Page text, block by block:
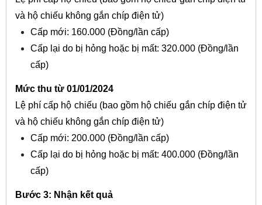
và hộ chiếu không gắn chíp điện tử)
Cấp mới: 160.000 (Đồng/lần cấp)
Cấp lại do bị hỏng hoặc bị mất: 320.000 (Đồng/lần
cấp)
Mức thu từ 01/01/2024
Lệ phí cấp hộ chiếu (bao gồm hộ chiếu gắn chíp điện tử
và hộ chiếu không gắn chíp điện tử)
Cấp mới: 200.000 (Đồng/lần cấp)
Cấp lại do bị hỏng hoặc bị mất: 400.000 (Đồng/lần
cấp)
Bước 3: Nhận kết quả